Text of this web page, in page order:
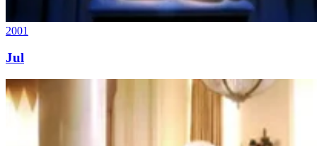
2001
Jul